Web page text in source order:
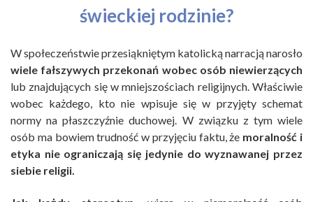
świeckiej rodzinie?
W społeczeństwie przesiąkniętym katolicką narracją narosło
wiele fałszywych przekonań wobec osób niewierzących
lub znajdujących się w mniejszościach religijnych. Właściwie
wobec każdego, kto nie wpisuje się w przyjęty schemat
normy na płaszczyźnie duchowej. W związku z tym wiele
osób ma bowiem trudność w przyjęciu faktu, że moralność i
etyka nie ograniczają się jedynie do wyznawanej przez
siebie religii.